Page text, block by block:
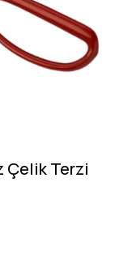
Çelik Terzi